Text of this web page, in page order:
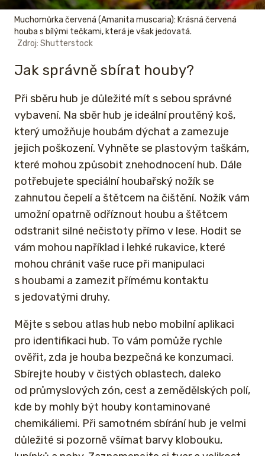
Muchomůrka červená (Amanita muscaria): Krásná červená
houba s bílými tečkami, která je však jedovatá.
Zdroj: Shutterstock
Jak správně sbírat houby?
Při sběru hub je důležité mít s sebou správné
vybavení. Na sběr hub je ideální proutěný koš,
který umožňuje houbám dýchat a zamezuje
jejich poškození. Vyhněte se plastovým taškám,
které mohou způsobit znehodnocení hub. Dále
potřebujete speciální houbařský nožík se
zahnutou čepelí a štětcem na čištění. Nožík vám
umožní opatrně odříznout houbu a štětcem
odstranit silné nečistoty přímo v lese. Hodit se
vám mohou například i lehké rukavice, které
mohou chránit vaše ruce při manipulaci
s houbami a zamezit přímému kontaktu
s jedovatými druhy.
Mějte s sebou atlas hub nebo mobilní aplikaci
pro identifikaci hub. To vám pomůže rychle
ověřit, zda je houba bezpečná ke konzumaci.
Sbírejte houby v čistých oblastech, daleko
od průmyslových zón, cest a zemědělských polí,
kde by mohly být houby kontaminované
chemikáliemi. Při samotném sbírání hub je velmi
důležité si pozorně všímat barvy klobouku,